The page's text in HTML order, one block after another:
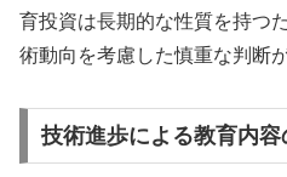
育投資は長期的な性質を持つ
術動向を考慮した慎重な判断
技術進歩による教育内容